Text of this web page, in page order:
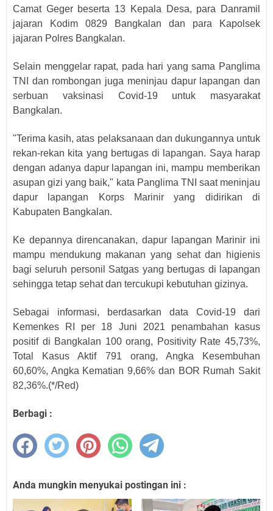
Camat Geger beserta 13 Kepala Desa, para Danramil
jajaran Kodim 0829 Bangkalan dan para Kapolsek
jajaran Polres Bangkalan.
Selain menggelar rapat, pada hari yang sama Panglima
TNI dan rombongan juga meninjau dapur lapangan dan
serbuan vaksinasi Covid-19 untuk masyarakat
Bangkalan.
"Terima kasih, atas pelaksanaan dan dukungannya untuk
rekan-rekan kita yang bertugas di lapangan. Saya harap
dengan adanya dapur lapangan ini, mampu memberikan
asupan gizi yang baik," kata Panglima TNI saat meninjau
dapur lapangan Korps Marinir yang didirikan di
Kabupaten Bangkalan.
Ke depannya direncanakan, dapur lapangan Marinir ini
mampu mendukung makanan yang sehat dan higienis
bagi seluruh personil Satgas yang bertugas di lapangan
sehingga tetap sehat dan tercukupi kebutuhan gizinya.
Sebagai informasi, berdasarkan data Covid-19 dari
Kemenkes RI per 18 Juni 2021 penambahan kasus
positif di Bangkalan 100 orang, Positivity Rate 45,73%,
Total Kasus Aktif 791 orang, Angka Kesembuhan
60,60%, Angka Kematian 9,66% dan BOR Rumah Sakit
82,36%.(*/Red)
Berbagi :
Anda mungkin menyukai postingan ini :